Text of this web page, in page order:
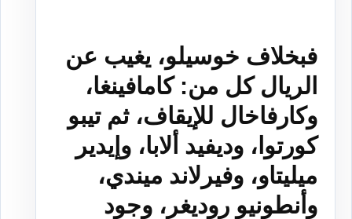
فبخلاف خوسيلو، يغيب عن
الريال كل من: كامافينغا،
وكارفاخال للإيقاف، ثم تيبو
كورتوا، وديفيد ألابا، وإيدير
ميليتاو، وفيرلاند ميندي،
وأنطونيو روديغر، وجود